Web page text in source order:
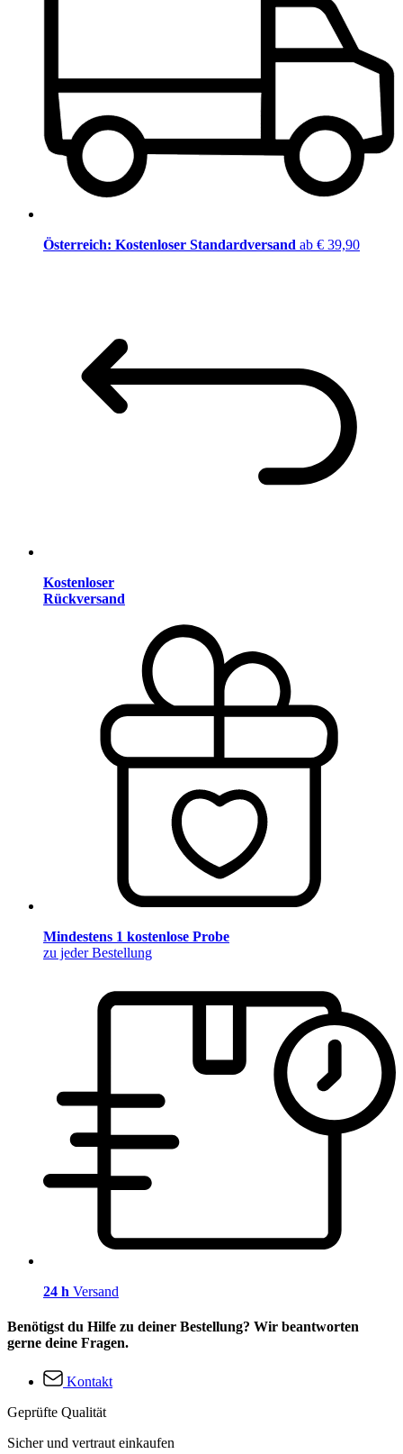
Österreich: Kostenloser Standardversand ab € 39,90
Kostenloser
Rückversand
Mindestens 1 kostenlose Probe
zu jeder Bestellung
24 h Versand
Benötigst du Hilfe zu deiner Bestellung? Wir beantworten
gerne deine Fragen.
Kontakt
Geprüfte Qualität
Sicher und vertraut einkaufen